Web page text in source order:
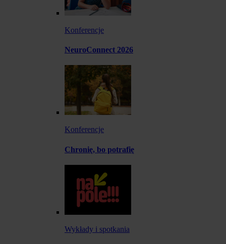
Konferencje
NeuroConnect 2026
Konferencje
Chronię, bo potrafię
Wykłady i spotkania